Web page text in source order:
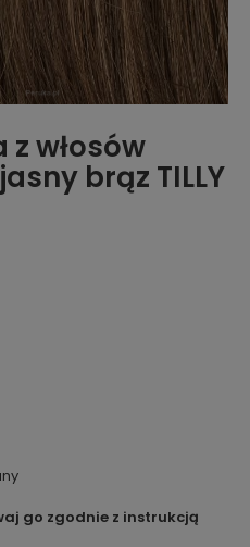
włosów
brąz TILLY
go zgodnie z instrukcją